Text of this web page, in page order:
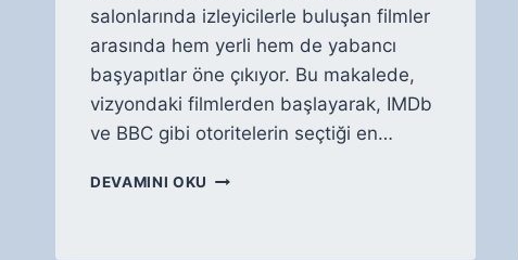
salonlarında izleyicilerle buluşan filmler
arasında hem yerli hem de yabancı
başyapıtlar öne çıkıyor. Bu makalede,
vizyondaki filmlerden başlayarak, IMDb
ve BBC gibi otoritelerin seçtiği en…
DEVAMINI OKU VIZYONDAKI